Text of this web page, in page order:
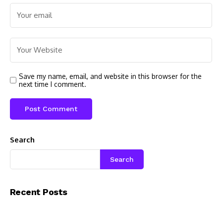
Save my name, email, and website in this browser for the
next time I comment.
Search
Search
Recent Posts